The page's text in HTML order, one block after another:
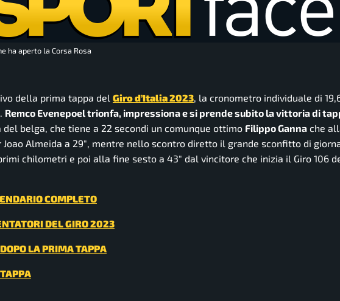
ha aperto la Corsa Rosa
della prima tappa del Giro d’Italia 2023, la cronometro individuale di
Remco Evenepoel trionfa, impressiona e si prende subito la vittoria di
belga, che tiene a 22 secondi un comunque ottimo Filippo Ganna che
Joao Almeida a 29″, mentre nello scontro diretto il grande sconfitto di
chilometri e poi alla fine sesto a 43″ dal vincitore che inizia il Giro 106
COMPLETO
DEL GIRO 2023
LA PRIMA TAPPA